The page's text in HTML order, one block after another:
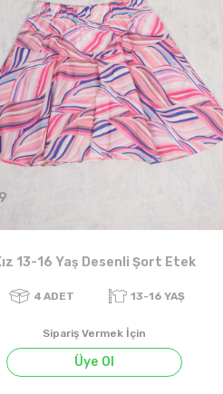
4ADET
13-16 Yaş Desenli Şort Etek
Sipariş Vermek İçin
Üye Ol